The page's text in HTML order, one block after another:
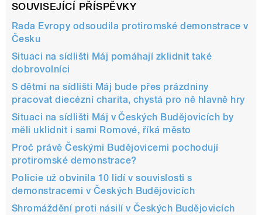
SOUVISEJÍCÍ PŘÍSPĚVKY
Rada Evropy odsoudila protiromské demonstrace v
Česku
Situaci na sídlišti Máj pomáhají zklidnit také
dobrovolníci
S dětmi na sídlišti Máj bude přes prázdniny
pracovat diecézní charita, chystá pro ně hlavně hry
Situaci na sídlišti Máj v Českých Budějovicích by
měli uklidnit i sami Romové, říká město
Proč právě Českými Budějovicemi pochodují
protiromské demonstrace?
Policie už obvinila 10 lidí v souvislosti s
demonstracemi v Českých Budějovicích
Shromáždění proti násilí v Českých Budějovicích